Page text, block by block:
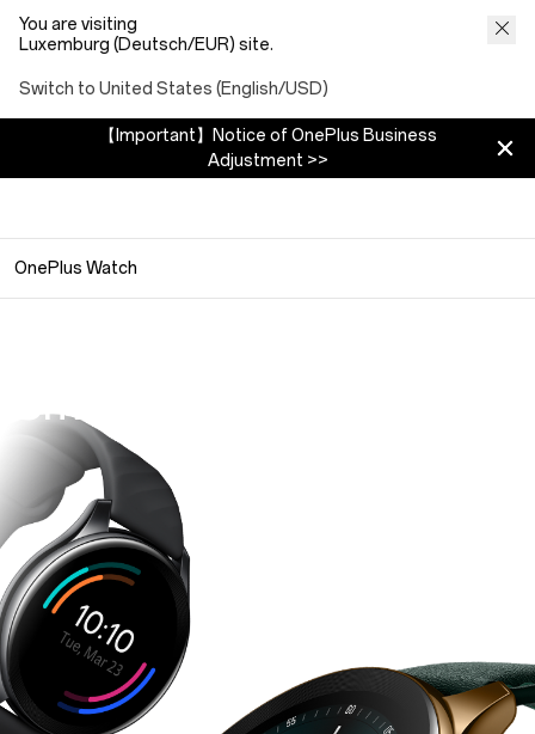
You are visiting
Luxemburg (Deutsch/EUR) site.
Switch to United States (English/USD)
【Important】Notice of OnePlus Business
Adjustment >>
OnePlus Watch
Smart, immer und überall